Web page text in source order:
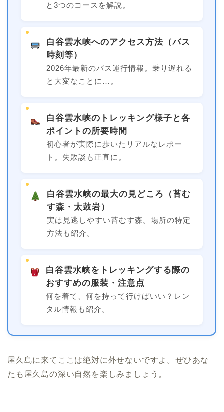
と3つのコースを解説。
白谷雲水峡へのアクセス方法（バス
時刻等）
2026年最新のバス運行情報。乗り遅れる
と大変なことに…。
白谷雲水峡のトレッキング様子と各
ポイントの所要時間
初心者が実際に歩いたリアルなレポー
ト。失敗談も正直に。
白谷雲水峡の最大の見どころ（苔む
す森・太鼓岩）
実は見逃しやすい苔むす森。場所の特定
方法も紹介。
白谷雲水峡をトレッキングする際の
おすすめの服装・注意点
何を着て、何を持って行けばいい？レン
タル情報も紹介。
屋久島に来てここは絶対に外せないですよ。ぜひあな
たも屋久島の深い自然を楽しみましょう。